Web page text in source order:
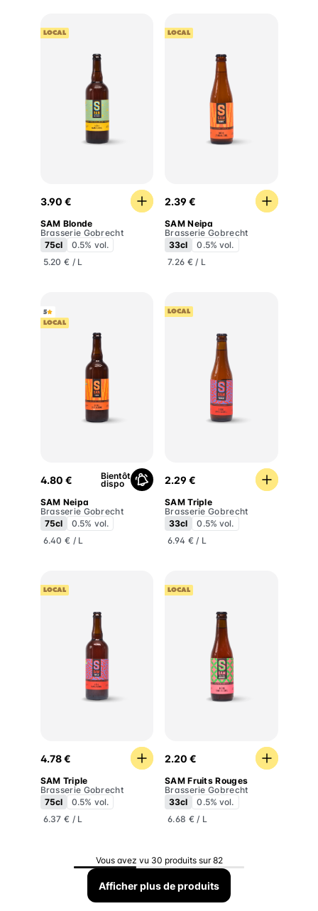
LOCAL
3.90 €
SAM Blonde
Brasserie Gobrecht
75cl
0.5% vol.
5.20 € / L
LOCAL
2.39 €
SAM Neipa
Brasserie Gobrecht
33cl
0.5% vol.
7.26 € / L
5
LOCAL
4.80 € Bientôt
dispo
SAM Neipa
Brasserie Gobrecht
75cl
0.5% vol.
6.40 € / L
LOCAL
2.29 €
SAM Triple
Brasserie Gobrecht
33cl
0.5% vol.
6.94 € / L
LOCAL
4.78 €
SAM Triple
Brasserie Gobrecht
75cl
0.5% vol.
6.37 € / L
LOCAL
SAM Fruits Rouges
2.20 €
SAM Fruits Rouges
Brasserie Gobrecht
33cl
0.5% vol.
6.68 € / L
Vous avez vu 30 produits sur 82
Afficher plus de produits